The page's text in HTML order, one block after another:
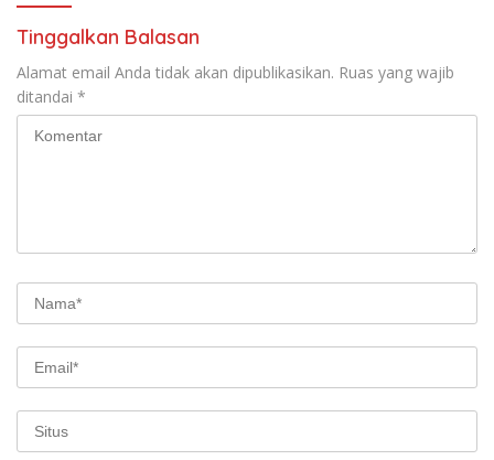
Tinggalkan Balasan
Alamat email Anda tidak akan dipublikasikan. Ruas yang wajib
ditandai *